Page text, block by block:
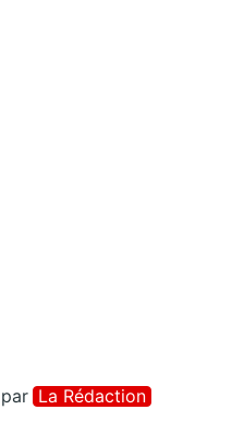
par La Rédaction